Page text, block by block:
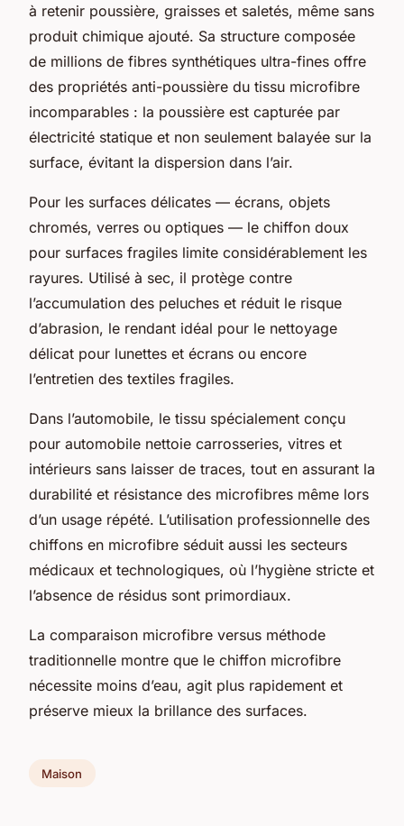
à retenir poussière, graisses et saletés, même sans
produit chimique ajouté. Sa structure composée
de millions de fibres synthétiques ultra-fines offre
des propriétés anti-poussière du tissu microfibre
incomparables : la poussière est capturée par
électricité statique et non seulement balayée sur la
surface, évitant la dispersion dans l’air.
Pour les surfaces délicates — écrans, objets
chromés, verres ou optiques — le chiffon doux
pour surfaces fragiles limite considérablement les
rayures. Utilisé à sec, il protège contre
l’accumulation des peluches et réduit le risque
d’abrasion, le rendant idéal pour le nettoyage
délicat pour lunettes et écrans ou encore
l’entretien des textiles fragiles.
Dans l’automobile, le tissu spécialement conçu
pour automobile nettoie carrosseries, vitres et
intérieurs sans laisser de traces, tout en assurant la
durabilité et résistance des microfibres même lors
d’un usage répété. L’utilisation professionnelle des
chiffons en microfibre séduit aussi les secteurs
médicaux et technologiques, où l’hygiène stricte et
l’absence de résidus sont primordiaux.
La comparaison microfibre versus méthode
traditionnelle montre que le chiffon microfibre
nécessite moins d’eau, agit plus rapidement et
préserve mieux la brillance des surfaces.
Maison